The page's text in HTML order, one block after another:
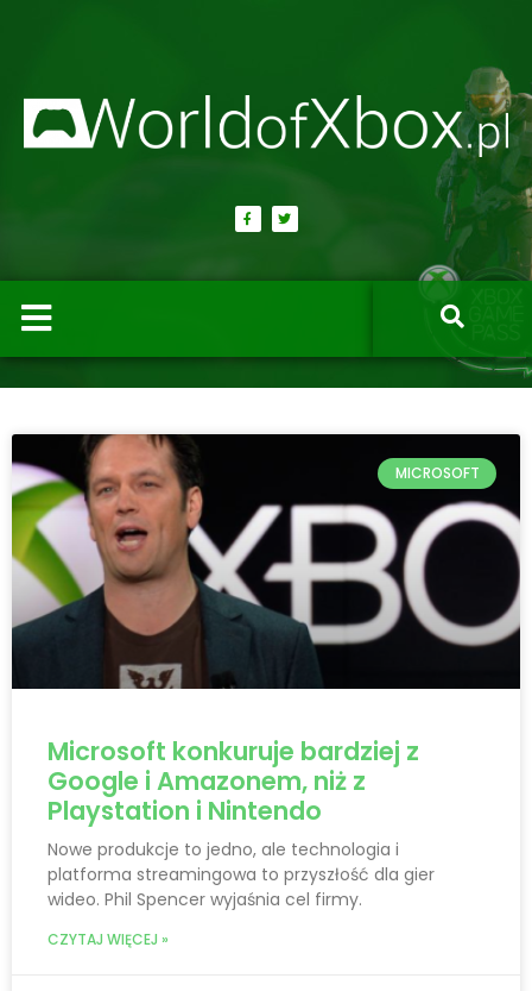
MICROSOFT
Microsoft konkuruje bardziej z
Google i Amazonem, niż z
Playstation i Nintendo
Nowe produkcje to jedno, ale technologia i
platforma streamingowa to przyszłość dla gier
wideo. Phil Spencer wyjaśnia cel firmy.
CZYTAJ WIĘCEJ »